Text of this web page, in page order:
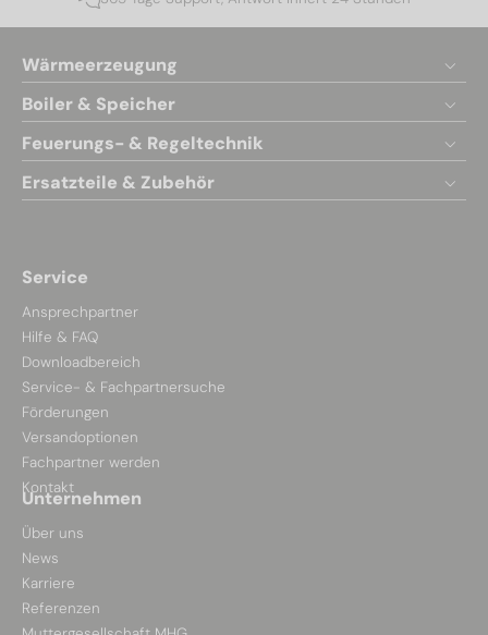
Wärmeerzeugung
Boiler & Speicher
Feuerungs- & Regeltechnik
Ersatzteile & Zubehör
Service
Ansprechpartner
Hilfe & FAQ
Downloadbereich
Service- & Fachpartnersuche
Förderungen
Versandoptionen
Fachpartner werden
Kontakt
Unternehmen
Über uns
News
Karriere
Referenzen